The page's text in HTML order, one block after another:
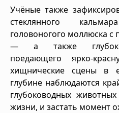
Учёные также
стеклянного
головоногого моллюска
— а также
поедающего ярко-
хищнические сцены в
глубине наблюдаются
глубоководных
жизни, и застать момент